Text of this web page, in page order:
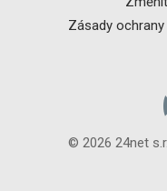
Zásady
© 2026 24net